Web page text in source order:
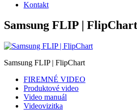
Kontakt
Samsung FLIP | FlipChart
Samsung FLIP | FlipChart
FIREMNÉ VIDEO
Produktové video
Video manuál
Videovizitka